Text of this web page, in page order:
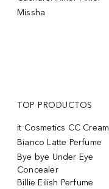
Missha
TOP PRODUCTOS
it Cosmetics CC Cream
Bianco Latte Perfume
Bye bye Under Eye
Concealer
Billie Eilish Perfume